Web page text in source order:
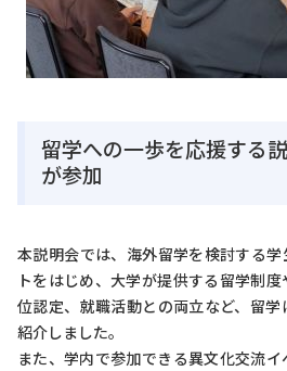
留学への一歩を応援する
が参加
本説明会では、海外留学を検討する
トをはじめ、大学が提供する留学制
位認定、就職活動との両立など、留学
紹介しました。
また、学内で参加できる異文化交流